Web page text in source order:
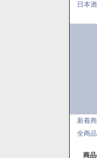
日本
新着商
全商品
商